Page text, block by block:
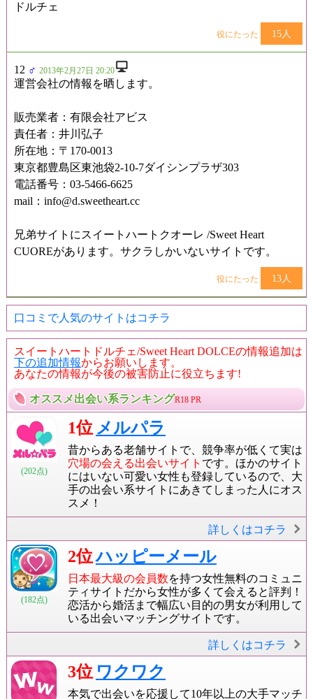
ドルチェ
役にたった 15人
12 ♂ 2013年2月27日 20:20
運営会社の情報を晒します。
販売業者：有限会社アビス
責任者：井川弘子
所在地：〒170-0013
東京都豊島区東池袋2-10-7ダイシンプラザ303
電話番号：03-5466-6625
mail：info@d.sweetheart.cc
兄弟サイトにスイートハートクオーレ /Sweet Heart
CUOREがあります。サクラしかいないサイトです。
役にたった 13人
口コミで人気のサイトはコチラ
スイートハートドルチェ/Sweet Heart DOLCEの情報追加は
下の追加情報からお願いします。
あなたの情報が今後の被害防止に役立ちます!
オススメ出会い系ランキングR18 PR
(202点)
1位 メルパラ
昔からある老舗サイトで、競争率が低くて実は
穴場の会える出会いサイト です。ほかのサイト
にはいない可愛い女性も登録しているので、大
手の出会い系サイトにあきてしまった人にオス
スメ！
詳しくはコチラ
(182点)
2位ハッピーメール
日本最大級の会員数を持つ女性無料のコミュニ
ティサイトだから女性が多くて会えると評判！
恋活から婚活まで幅広い目的の男女が利用して
いる出会いマッチングサイトです。
詳しくはコチラ
3位 ワクワク
本気で出会いを応援して10年以上の大手マッチ